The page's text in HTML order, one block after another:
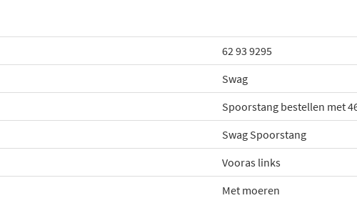
62 93 9295
Swag
Spoorstang bestellen met
Swag Spoorstang
Vooras links
Met moeren